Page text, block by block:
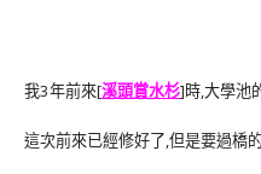
我3年前來[溪頭賞水杉]時,大學池
這次前來已經修好了,但是要過橋